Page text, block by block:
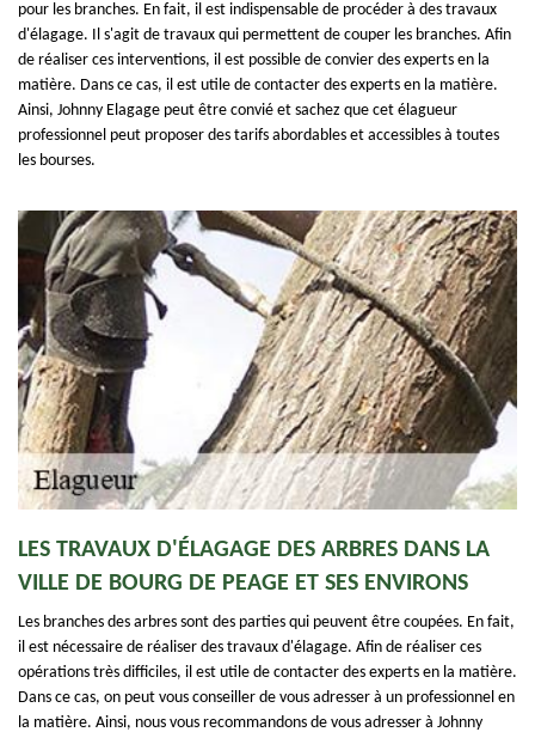
pour les branches. En fait, il est indispensable de procéder à des travaux
d'élagage. Il s'agit de travaux qui permettent de couper les branches. Afin
de réaliser ces interventions, il est possible de convier des experts en la
matière. Dans ce cas, il est utile de contacter des experts en la matière.
Ainsi, Johnny Elagage peut être convié et sachez que cet élagueur
professionnel peut proposer des tarifs abordables et accessibles à toutes
les bourses.
LES TRAVAUX D'ÉLAGAGE DES ARBRES DANS LA
VILLE DE BOURG DE PEAGE ET SES ENVIRONS
Les branches des arbres sont des parties qui peuvent être coupées. En fait,
il est nécessaire de réaliser des travaux d'élagage. Afin de réaliser ces
opérations très difficiles, il est utile de contacter des experts en la matière.
Dans ce cas, on peut vous conseiller de vous adresser à un professionnel en
la matière. Ainsi, nous vous recommandons de vous adresser à Johnny